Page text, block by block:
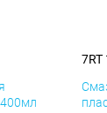
7RT